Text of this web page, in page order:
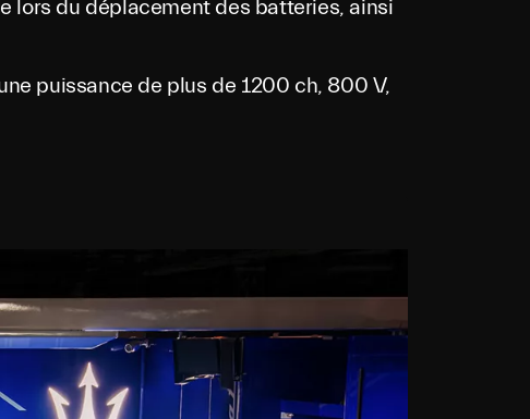
lors du déplacement des batteries, ainsi
puissance de plus de 1200 ch, 800 V,